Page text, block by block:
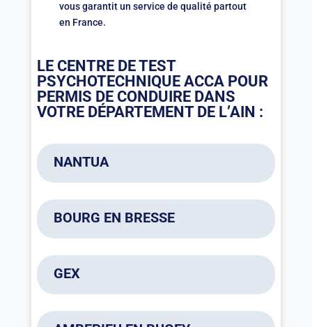
vous garantit un service de qualité partout
en France.
LE CENTRE DE TEST
PSYCHOTECHNIQUE ACCA POUR
PERMIS DE CONDUIRE DANS
VOTRE DÉPARTEMENT DE L’AIN :
NANTUA
9h00-16h15
BOURG EN BRESSE
rdv-test@acca-evaluation.com
GEX